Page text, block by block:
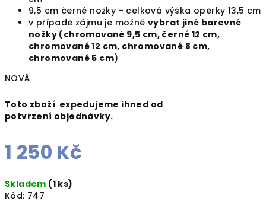
9,5 cm černé nožky - celková výška opěrky 13,5 cm
v případě zájmu je možné vybrat jiné barevné
nožky (chromované 9,5 cm, černé 12 cm,
chromované 12 cm, chromované 8 cm,
chromované 5 cm)
NOVÁ
Toto zboží expedujeme ihned od
potvrzení objednávky.
1 250 Kč
cena:
Skladem (1 ks)
Kód: 747